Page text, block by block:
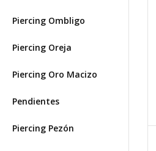
Piercing Ombligo
Piercing Oreja
Piercing Oro Macizo
Pendientes
Piercing Pezón